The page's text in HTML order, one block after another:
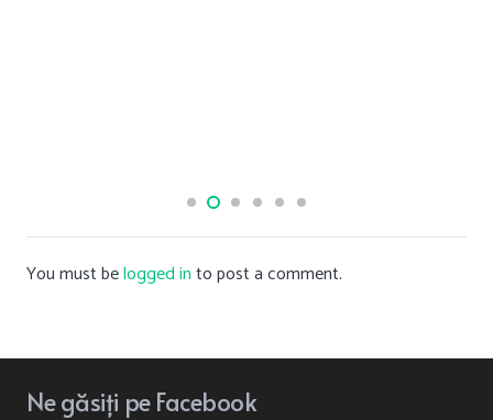
You must belogged into post a comment.
Negăsiți pe Facebook